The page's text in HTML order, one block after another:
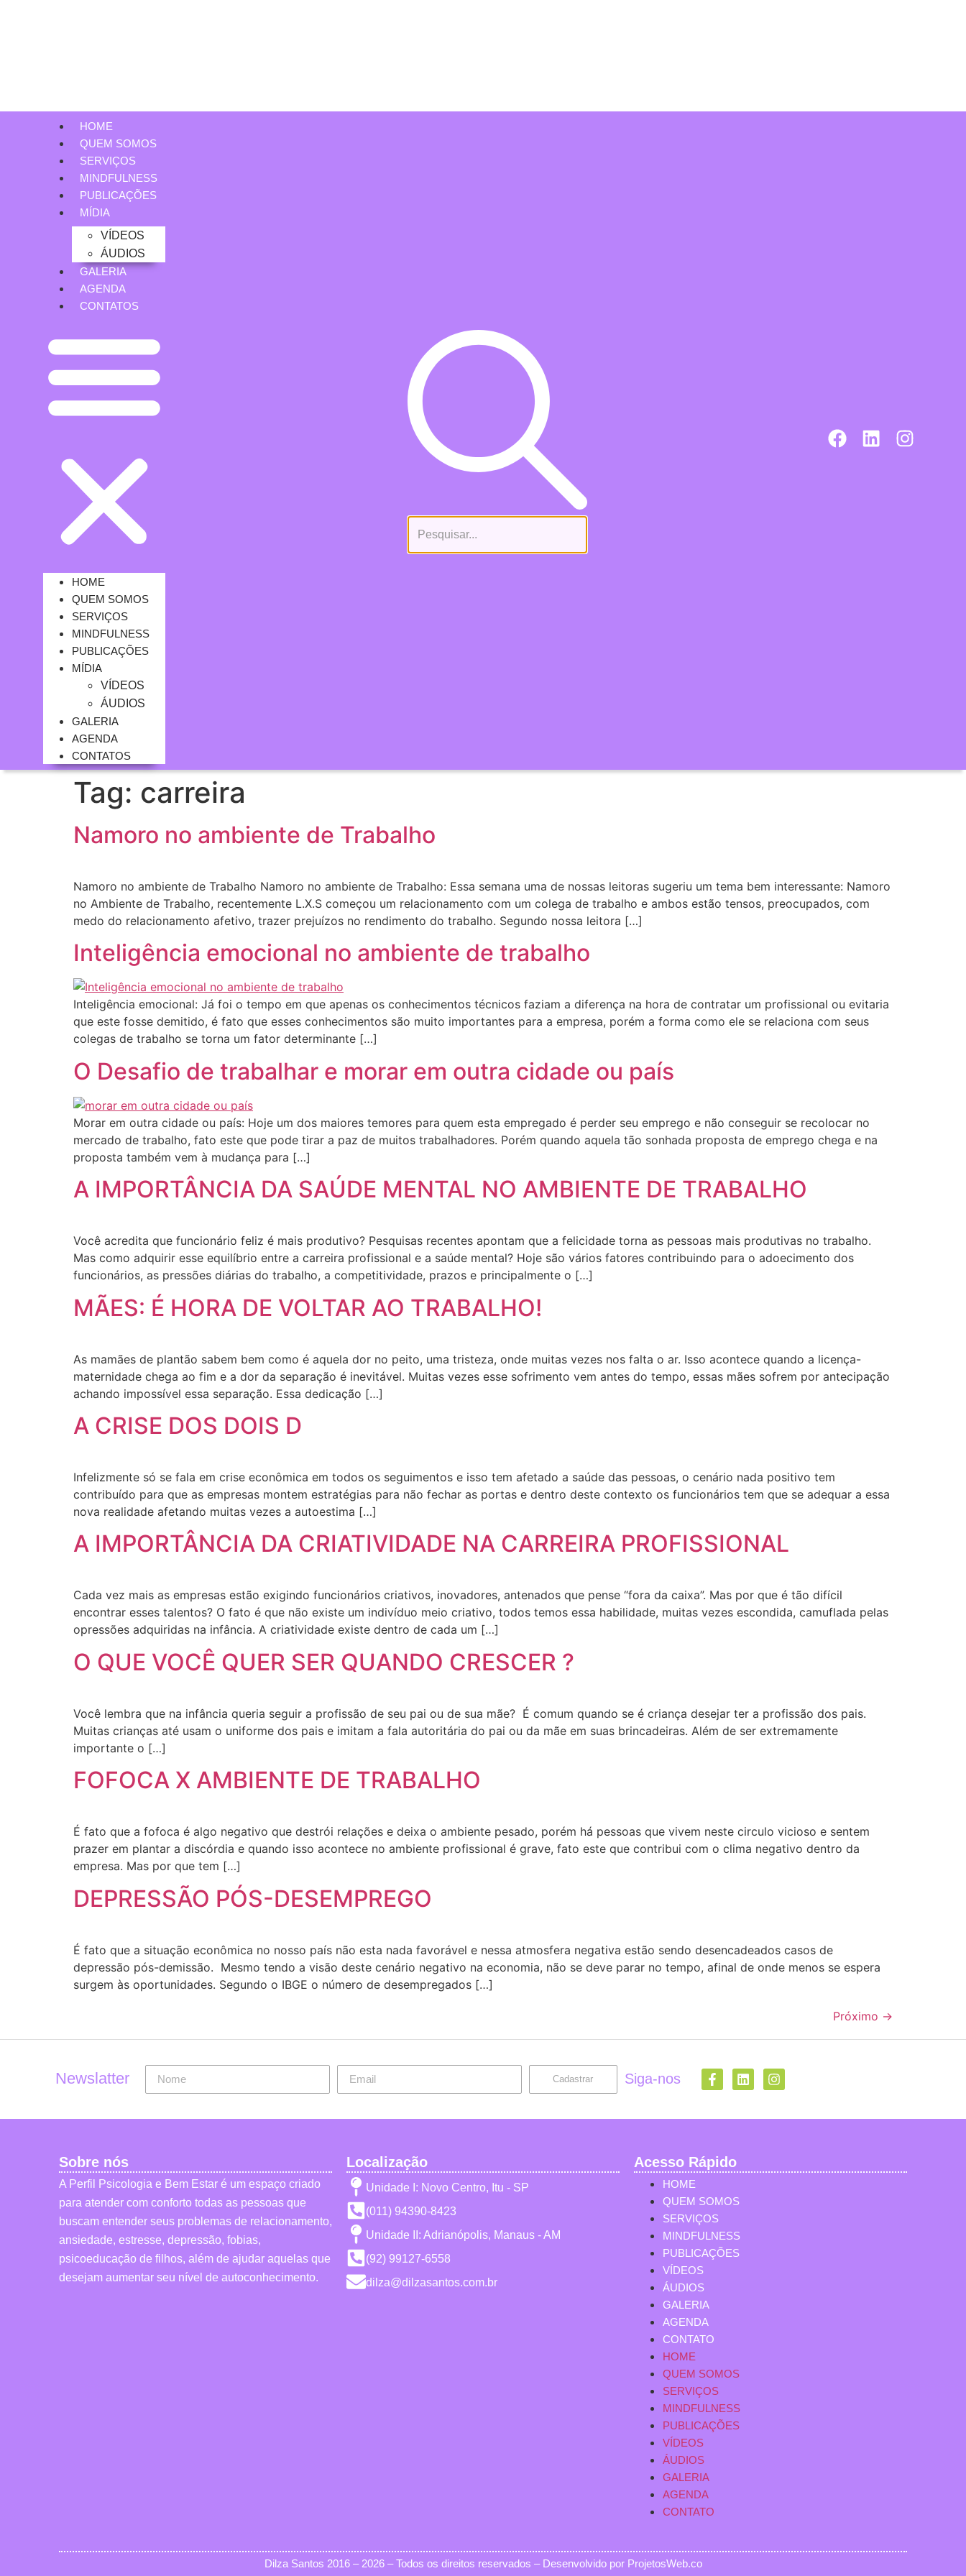
HOME
QUEM SOMOS
SERVIÇOS
MINDFULNESS
PUBLICAÇÕES
MÍDIA
VÍDEOS
ÁUDIOS
GALERIA
AGENDA
CONTATOS
HOME
QUEM SOMOS
SERVIÇOS
MINDFULNESS
PUBLICAÇÕES
MÍDIA
VÍDEOS
ÁUDIOS
GALERIA
AGENDA
CONTATOS
Tag: carreira
Namoro no ambiente de Trabalho
Namoro no ambiente de Trabalho Namoro no ambiente de Trabalho: Essa semana uma de nossas leitoras sugeriu um tema bem interessante: Namoro
no Ambiente de Trabalho, recentemente L.X.S começou um relacionamento com um colega de trabalho e ambos estão tensos, preocupados, com
medo do relacionamento afetivo, trazer prejuízos no rendimento do trabalho. Segundo nossa leitora […]
Inteligência emocional no ambiente de trabalho
Inteligência emocional: Já foi o tempo em que apenas os conhecimentos técnicos faziam a diferença na hora de contratar um profissional ou evitaria
que este fosse demitido, é fato que esses conhecimentos são muito importantes para a empresa, porém a forma como ele se relaciona com seus
colegas de trabalho se torna um fator determinante […]
O Desafio de trabalhar e morar em outra cidade ou país
Morar em outra cidade ou país: Hoje um dos maiores temores para quem esta empregado é perder seu emprego e não conseguir se recolocar no
mercado de trabalho, fato este que pode tirar a paz de muitos trabalhadores. Porém quando aquela tão sonhada proposta de emprego chega e na
proposta também vem à mudança para […]
A IMPORTÂNCIA DA SAÚDE MENTAL NO AMBIENTE DE TRABALHO
Você acredita que funcionário feliz é mais produtivo? Pesquisas recentes apontam que a felicidade torna as pessoas mais produtivas no trabalho.
Mas como adquirir esse equilíbrio entre a carreira profissional e a saúde mental? Hoje são vários fatores contribuindo para o adoecimento dos
funcionários, as pressões diárias do trabalho, a competitividade, prazos e principalmente o […]
MÃES: É HORA DE VOLTAR AO TRABALHO!
As mamães de plantão sabem bem como é aquela dor no peito, uma tristeza, onde muitas vezes nos falta o ar. Isso acontece quando a licença-
maternidade chega ao fim e a dor da separação é inevitável. Muitas vezes esse sofrimento vem antes do tempo, essas mães sofrem por antecipação
achando impossível essa separação. Essa dedicação […]
A CRISE DOS DOIS D
Infelizmente só se fala em crise econômica em todos os seguimentos e isso tem afetado a saúde das pessoas, o cenário nada positivo tem
contribuído para que as empresas montem estratégias para não fechar as portas e dentro deste contexto os funcionários tem que se adequar a essa
nova realidade afetando muitas vezes a autoestima […]
A IMPORTÂNCIA DA CRIATIVIDADE NA CARREIRA PROFISSIONAL
Cada vez mais as empresas estão exigindo funcionários criativos, inovadores, antenados que pense “fora da caixa”. Mas por que é tão difícil
encontrar esses talentos? O fato é que não existe um indivíduo meio criativo, todos temos essa habilidade, muitas vezes escondida, camuflada pelas
opressões adquiridas na infância. A criatividade existe dentro de cada um […]
O QUE VOCÊ QUER SER QUANDO CRESCER ?
Você lembra que na infância queria seguir a profissão de seu pai ou de sua mãe? É comum quando se é criança desejar ter a profissão dos pais.
Muitas crianças até usam o uniforme dos pais e imitam a fala autoritária do pai ou da mãe em suas brincadeiras. Além de ser extremamente
importante o […]
FOFOCA X AMBIENTE DE TRABALHO
É fato que a fofoca é algo negativo que destrói relações e deixa o ambiente pesado, porém há pessoas que vivem neste circulo vicioso e sentem
prazer em plantar a discórdia e quando isso acontece no ambiente profissional é grave, fato este que contribui com o clima negativo dentro da
empresa. Mas por que tem […]
DEPRESSÃO PÓS-DESEMPREGO
É fato que a situação econômica no nosso país não esta nada favorável e nessa atmosfera negativa estão sendo desencadeados casos de
depressão pós-demissão. Mesmo tendo a visão deste cenário negativo na economia, não se deve parar no tempo, afinal de onde menos se espera
surgem às oportunidades. Segundo o IBGE o número de desempregados […]
Próximo →
Newslatter Cadastrar Siga-nos
Sobre nós
A Perfil Psicologia e Bem Estar é um espaço criado
para atender com conforto todas as pessoas que
buscam entender seus problemas de relacionamento,
ansiedade, estresse, depressão, fobias,
psicoeducação de filhos, além de ajudar aquelas que
desejam aumentar seu nível de autoconhecimento.
Localização
Unidade I: Novo Centro, Itu - SP
(011) 94390-8423
Unidade II: Adrianópolis, Manaus - AM
(92) 99127-6558
dilza@dilzasantos.com.br
Acesso Rápido
HOME
QUEM SOMOS
SERVIÇOS
MINDFULNESS
PUBLICAÇÕES
VÍDEOS
ÁUDIOS
GALERIA
AGENDA
CONTATO
HOME
QUEM SOMOS
SERVIÇOS
MINDFULNESS
PUBLICAÇÕES
VÍDEOS
ÁUDIOS
GALERIA
AGENDA
CONTATO
Dilza Santos 2016 – 2026 – Todos os direitos reservados – Desenvolvido por ProjetosWeb.co